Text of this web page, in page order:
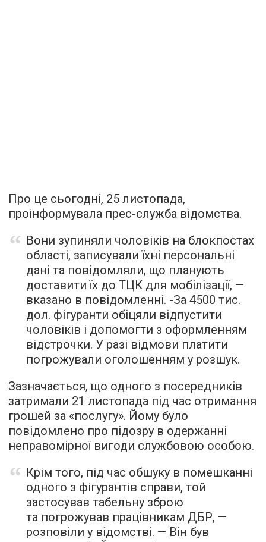
Про це сьогодні, 25 листопада,
проінформувала прес-служба відомства.
Вони зупиняли чоловіків на блокпостах
області, записували їхні персональні
дані та повідомляли, що планують
доставити їх до ТЦК для мобілізації, —
вказано в повідомленні. -За 4500 тис.
дол. фігуранти обіцяли відпустити
чоловіків і допомогти з оформленням
відстрочки. У разі відмови платити
погрожували оголошенням у розшук.
Зазначається, що одного з посередників
затримали 21 листопада під час отримання
грошей за «послугу». Йому було
повідомлено про підозру в одержанні
неправомірної вигоди службовою особою.
Крім того, під час обшуку в помешканні
одного з фігурантів справи, той
застосував табельну зброю
та погрожував працівникам ДБР, —
розповіли у відомстві. — Він був